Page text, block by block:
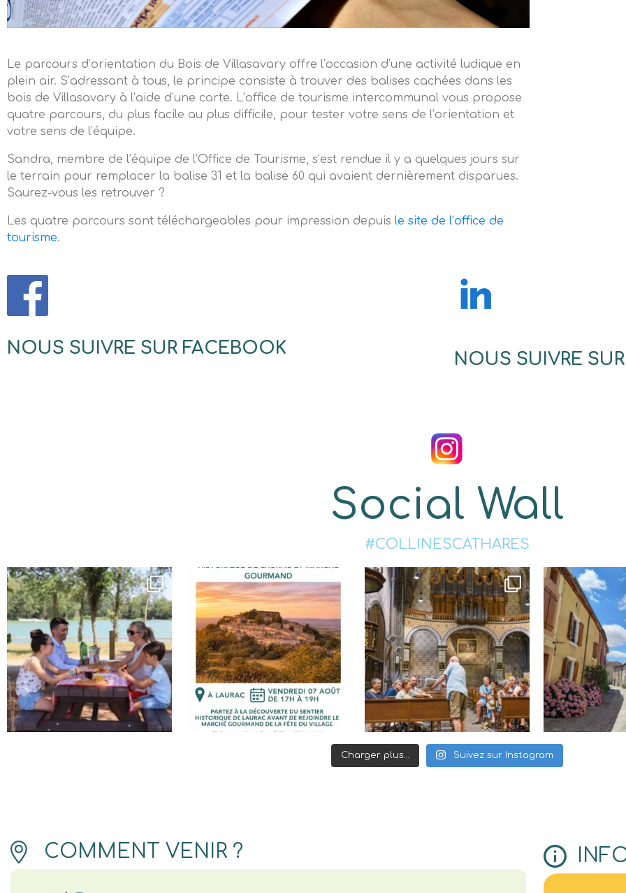
Le parcours d’orientation du Bois de Villasavary offre l’occasion d’une activité ludique en
plein air. S’adressant à tous, le principe consiste à trouver des balises cachées dans les
bois de Villasavary à l’aide d’une carte. L’office de tourisme intercommunal vous propose
quatre parcours, du plus facile au plus difficile, pour tester votre sens de l’orientation et
votre sens de l’équipe.
Sandra, membre de l’équipe de l’Office de Tourisme, s’est rendue il y a quelques jours sur
le terrain pour remplacer la balise 31 et la balise 60 qui avaient dernièrement disparues.
Saurez-vous les retrouver ?
Les quatre parcours sont téléchargeables pour impression depuis le site de l’office de
tourisme.
NOUS SUIVRE SUR FACEBOOK
NOUS SUIVRE
Social Wall
#COLLINESCATHARES
Charger plus… Suivez sur Instagram
COMMENT VENIR ?